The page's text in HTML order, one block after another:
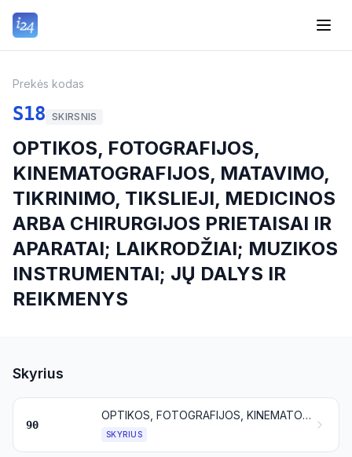
Prekės kodas
S18 SKIRSNIS
OPTIKOS, FOTOGRAFIJOS,
KINEMATOGRAFIJOS, MATAVIMO,
TIKRINIMO, TIKSLIEJI, MEDICINOS
ARBA CHIRURGIJOS PRIETAISAI IR
APARATAI; LAIKRODŽIAI; MUZIKOS
INSTRUMENTAI; JŲ DALYS IR
REIKMENYS
Skyrius
90
OPTIKOS, FOTOGRAFIJOS, KINEMATOGRAFIJOS, MATAVIMO, TIKRINIMO, TIKSLIEJI, MEDICINOS ARBA CHIRURGIJOS PRIETAISAI IR APARATAI; JŲ DALYS IR REIKMENYS
SKYRIUS